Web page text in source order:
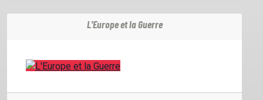
L'Europe et la Guerre